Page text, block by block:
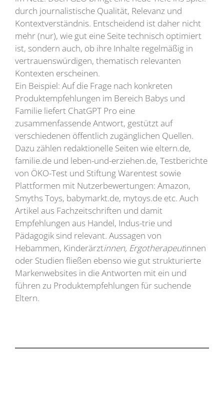
durch journalistische Qualität, Relevanz und
Kontextverständnis. Entscheidend ist daher nicht
mehr (nur), wie gut eine Seite technisch optimiert
ist, sondern auch, ob ihre Inhalte regelmäßig in
vertrauenswürdigen, thematisch relevanten
Kontexten erscheinen.
Ein Beispiel: Auf die Frage nach konkreten
Produktempfehlungen im Bereich Babys und
Familie liefert ChatGPT Pro eine
zusammenfassende Antwort, gestützt auf
verschiedenen öffentlich zugänglichen Quellen.
Dazu zählen redaktionelle Seiten wie eltern.de,
familie.de und leben-und-erziehen.de, Testberichte
von ÖKO-Test und Stiftung Warentest sowie
Plattformen mit Nutzerbewertungen: Amazon,
Smyths Toys, babymarkt.de, mytoys.de etc. Auch
Artikel aus Fachzeitschriften und damit
Empfehlungen aus Handel, Indus-trie und
Pädagogik sind relevant. Aussagen von
Hebammen, Kinderärztinnen, Ergotherapeutinnen
oder Studien fließen ebenso wie gut strukturierte
Markenwebsites in die Antworten mit ein und
führen zu Produktempfehlungen für suchende
Eltern.